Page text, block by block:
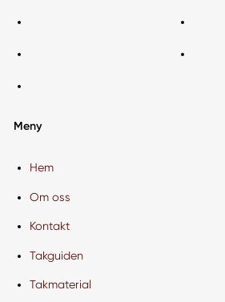
Meny
Hem
Om oss
Kontakt
Takguiden
Takmaterial